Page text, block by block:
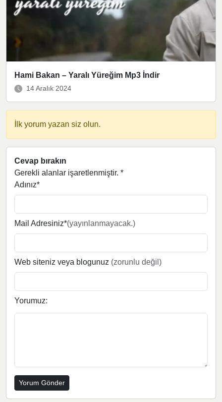
Hami Bakan – Yaralı Yüreğim Mp3 İndir
14 Aralık 2024
İlk yorum yazan siz olun.
Cevap bırakın
Gerekli alanlar işaretlenmiştir. *
Adınız*
Mail Adresiniz*(yayınlanmayacak.)
Web siteniz veya blogunuz (zorunlu değil)
Yorumuz: